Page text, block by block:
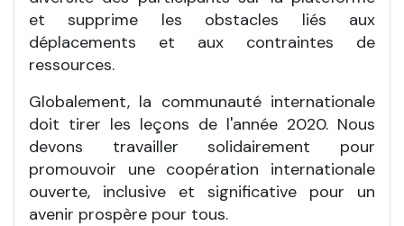
et supprime les obstacles liés aux
déplacements et aux contraintes de
ressources.
Globalement, la communauté internationale
doit tirer les leçons de l'année 2020. Nous
devons travailler solidairement pour
promouvoir une coopération internationale
ouverte, inclusive et significative pour un
avenir prospère pour tous.